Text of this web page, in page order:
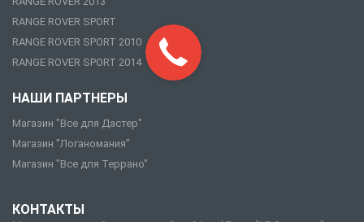
RANGE ROVER SPORT
RANGE ROVER SPORT 2010
RANGE ROVER SPORT 2014
НАШИ ПАРТНЕРЫ
Магазин "Все для Дастер"
Магазин "Логаномания"
Магазин "Все для Террано"
КОНТАКТЫ